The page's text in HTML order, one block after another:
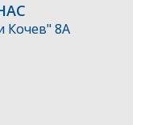
Кочев" 8А